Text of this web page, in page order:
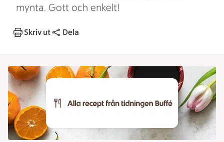
mynta. Gott och enkelt!
Skriv ut Dela